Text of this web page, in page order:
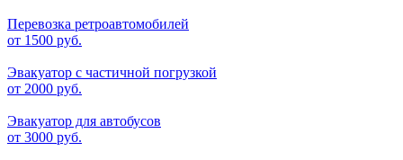
Перевозка ретроавтомобилей
от 1500 руб.
Эвакуатор с частичной погрузкой
от 2000 руб.
Эвакуатор для автобусов
от 3000 руб.